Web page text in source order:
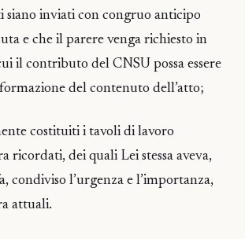
siano inviati con congruo anticipo
e che il parere venga richiesto in
il contributo del CNSU possa essere
del contenuto dell’atto;
costituiti i tavoli di lavoro
ricordati, dei quali Lei stessa aveva,
condiviso l’urgenza e l’importanza,
attuali.